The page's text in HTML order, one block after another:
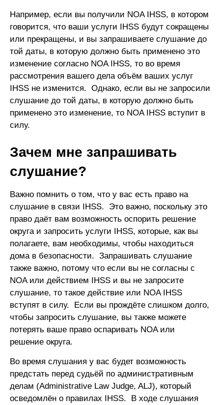
Например, если вы получили NOA IHSS, в котором
говорится, что ваши услуги IHSS будут сокращены
или прекращены, и вы запрашиваете слушание до
той даты, в которую должно быть применено это
изменение согласно NOA IHSS, то во время
рассмотрения вашего дела объём ваших услуг
IHSS не изменится. Однако, если вы не запросили
слушание до той даты, в которую должно быть
применено это изменение, то NOA IHSS вступит в
силу.
Зачем мне запрашивать
слушание?
Важно помнить о том, что у вас есть право на
слушание в связи IHSS. Это важно, поскольку это
право даёт вам возможность оспорить решение
округа и запросить услуги IHSS, которые, как вы
полагаете, вам необходимы, чтобы находиться
дома в безопасности. Запрашивать слушание
также важно, потому что если вы не согласны с
NOA или действием IHSS и вы не запросите
слушание, то такое действие или NOA IHSS
вступят в силу. Если вы прождёте слишком долго,
чтобы запросить слушание, вы также можете
потерять ваше право оспаривать NOA или
решение округа.
Во время слушания у вас будет возможность
предстать перед судьёй по административным
делам (Administrative Law Judge, ALJ), который
осведомлён о правилах IHSS. В ходе слушания